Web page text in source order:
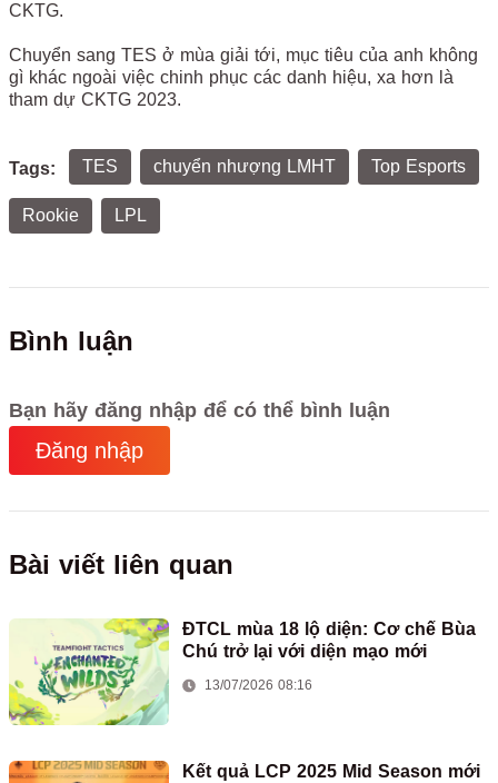
CKTG.
Chuyển sang TES ở mùa giải tới, mục tiêu của anh không
gì khác ngoài việc chinh phục các danh hiệu, xa hơn là
tham dự CKTG 2023.
Tags: TES chuyển nhượng LMHT Top Esports
Rookie LPL
Bình luận
Bạn hãy đăng nhập để có thể bình luận
Đăng nhập
Bài viết liên quan
ĐTCL mùa 18 lộ diện: Cơ chế Bùa
Chú trở lại với diện mạo mới
13/07/2026 08:16
Kết quả LCP 2025 Mid Season mới